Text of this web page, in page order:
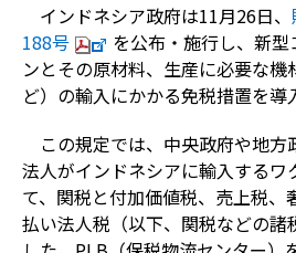
インドネシア政府は11月26日、
188号
を公布・施行し、新
ンとその原材料、生産に必要な機
ど）の輸入にかかる免税措置を導
この規定では、中央政府や地
法人がインドネシアに輸入するワ
て、関税と付加価値税、売上税、
払い法人税（以下、関税などの諸